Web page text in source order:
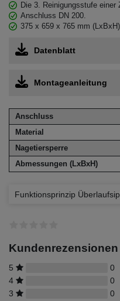
Die 3. Reinigungsstufe einer
Anschluss DN 200.
375 x 659 x 765 mm (LxBxH)
Datenblatt
Montageanleitung
Anschluss
Material
Nagetiersperre
Abmessungen (LxBxH)
Funktionsprinzip
Kundenrezensionen
5
0
4
0
3
0